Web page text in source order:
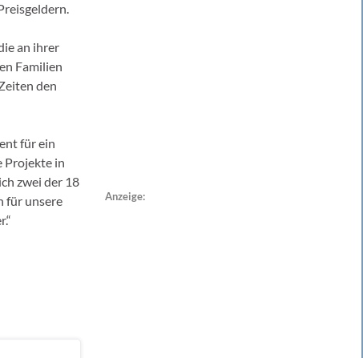
an ihrer
Familien
den
für ein
Projekte in
zwei der 18
für unsere
Anzeige: